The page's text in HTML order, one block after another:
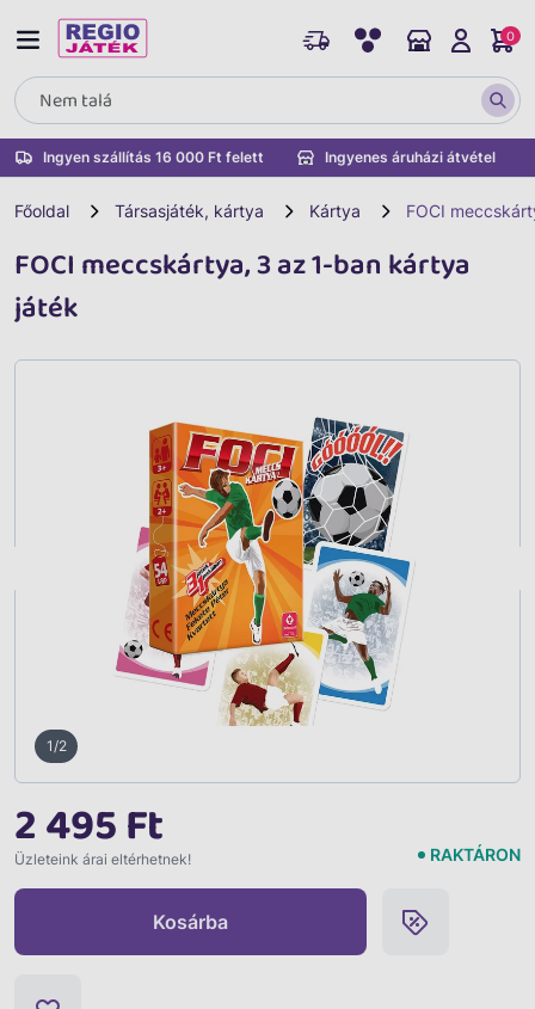
Ingyen szállítás 16 000 Ft felett Ingyenes áruházi átvétel
0
Főoldal Társasjáték, kártya Kártya FOCI
FOCI meccskártya, 3 az 1-ban kártya
játék
1/2
2 495 Ft
Üzleteink árai eltérhetnek! RAKTÁRON
Kosárba